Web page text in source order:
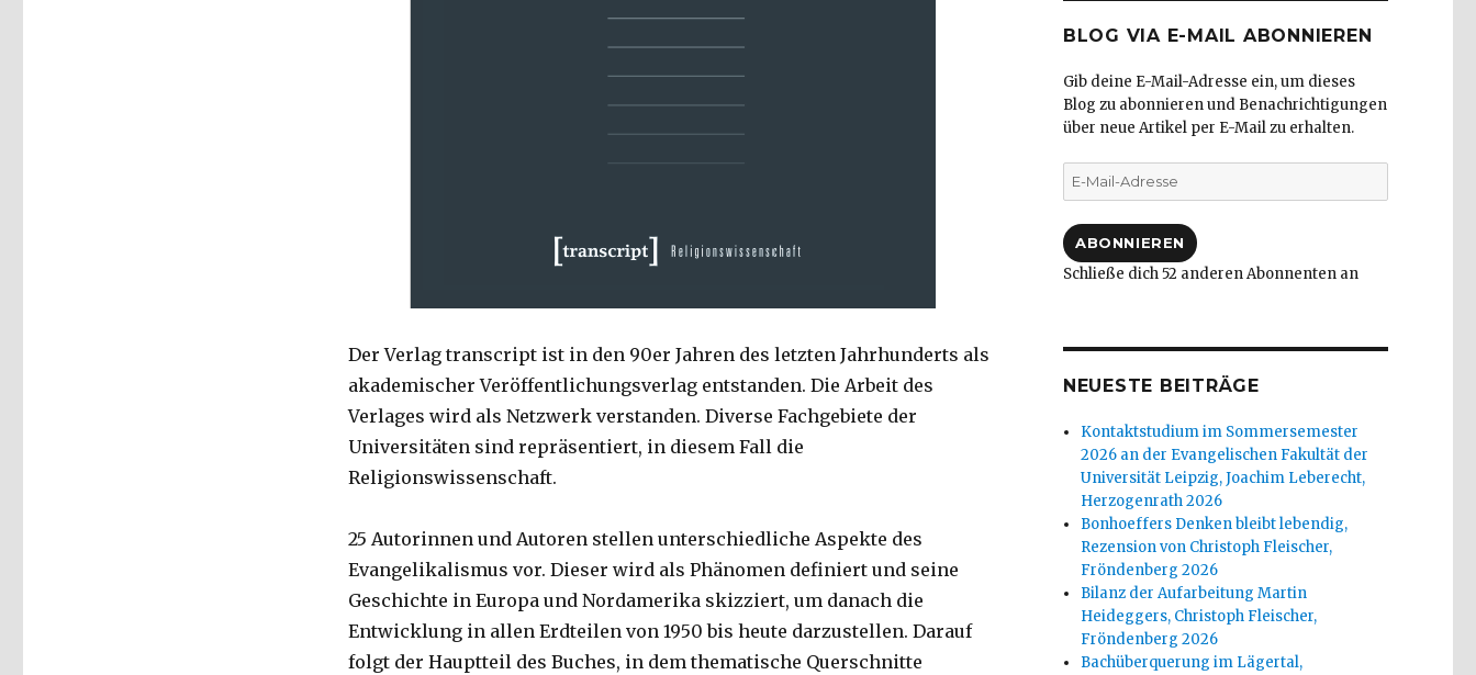
Der Verlag transcript ist in den 90er Jahren des letzten Jahrhunderts als
akademischer Veröffentlichungsverlag entstanden. Die Arbeit des
Verlages wird als Netzwerk verstanden. Diverse Fachgebiete der
Universitäten sind repräsentiert, in diesem Fall die
Religionswissenschaft.
25 Autorinnen und Autoren stellen unterschiedliche Aspekte des
Evangelikalismus vor. Dieser wird als Phänomen definiert und seine
Geschichte in Europa und Nordamerika skizziert, um danach die
Entwicklung in allen Erdteilen von 1950 bis heute darzustellen. Darauf
folgt der Hauptteil des Buches, in dem thematische Querschnitte
BLOG VIA E-MAIL ABONNIEREN
Gib deine E-Mail-Adresse ein, um dieses
Blog zu abonnieren und Benachrichtigungen
über neue Artikel per E-Mail zu erhalten.
E-
Mail-
ABONNIEREN
Schließe dich 52 anderen Abonnenten an
NEUESTE BEITRÄGE
Kontaktstudium im Sommersemester
2026 an der Evangelischen Fakultät der
Universität Leipzig, Joachim Leberecht,
Herzogenrath 2026
Bonhoeffers Denken bleibt lebendig,
Rezension von Christoph Fleischer,
Fröndenberg 2026
Bilanz der Aufarbeitung Martin
Heideggers, Christoph Fleischer,
Fröndenberg 2026
Bachüberquerung im Lägertal,